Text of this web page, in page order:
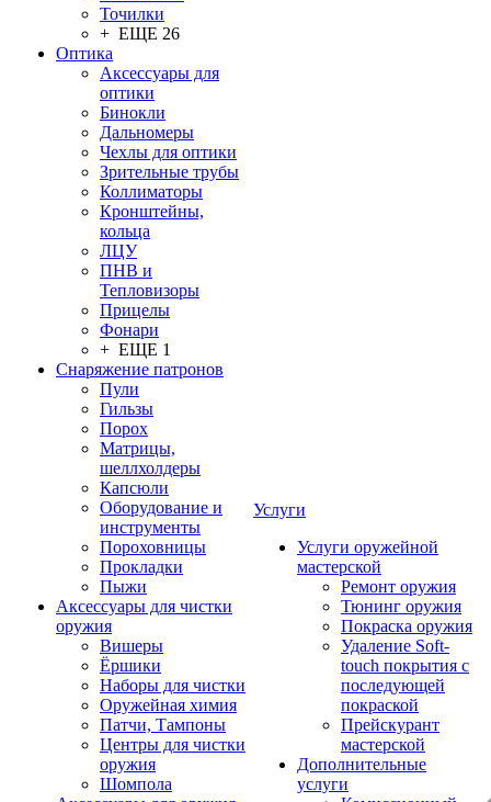
Точилки
+ ЕЩЕ 26
Оптика
Аксессуары для
оптики
Бинокли
Дальномеры
Чехлы для оптики
Зрительные трубы
Коллиматоры
Кронштейны,
кольца
ЛЦУ
ПНВ и
Тепловизоры
Прицелы
Фонари
+ ЕЩЕ 1
Снаряжение патронов
Пули
Гильзы
Порох
Матрицы,
шеллхолдеры
Капсюли
Оборудование и
инструменты
Пороховницы
Прокладки
Пыжи
Аксессуары для чистки
оружия
Вишеры
Ёршики
Наборы для чистки
Оружейная химия
Патчи, Тампоны
Центры для чистки
оружия
Шомпола
Услуги
Услуги оружейной
мастерской
Ремонт оружия
Тюнинг оружия
Покраска оружия
Удаление Soft-
touch покрытия с
последующей
покраской
Прейскурант
мастерской
Дополнительные
услуги